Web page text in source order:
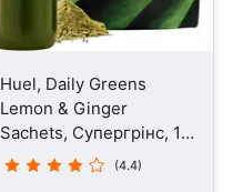
Huel, Daily Greens
Lemon & Ginger
Sachets, Супергрінс, 12
шт
(4.4)